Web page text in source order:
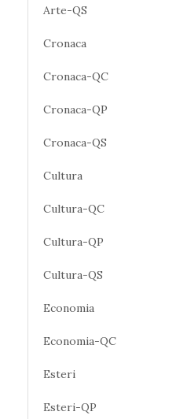
Arte-QS
Cronaca
Cronaca-QC
Cronaca-QP
Cronaca-QS
Cultura
Cultura-QC
Cultura-QP
Cultura-QS
Economia
Economia-QC
Esteri
Esteri-QP